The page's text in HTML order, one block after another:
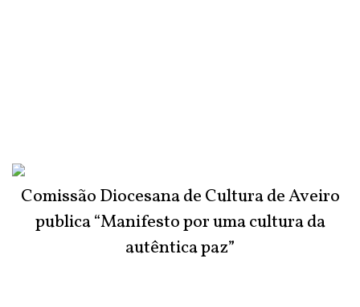
Comissão Diocesana de Cultura de Aveiro
publica “Manifesto por uma cultura da
autêntica paz”